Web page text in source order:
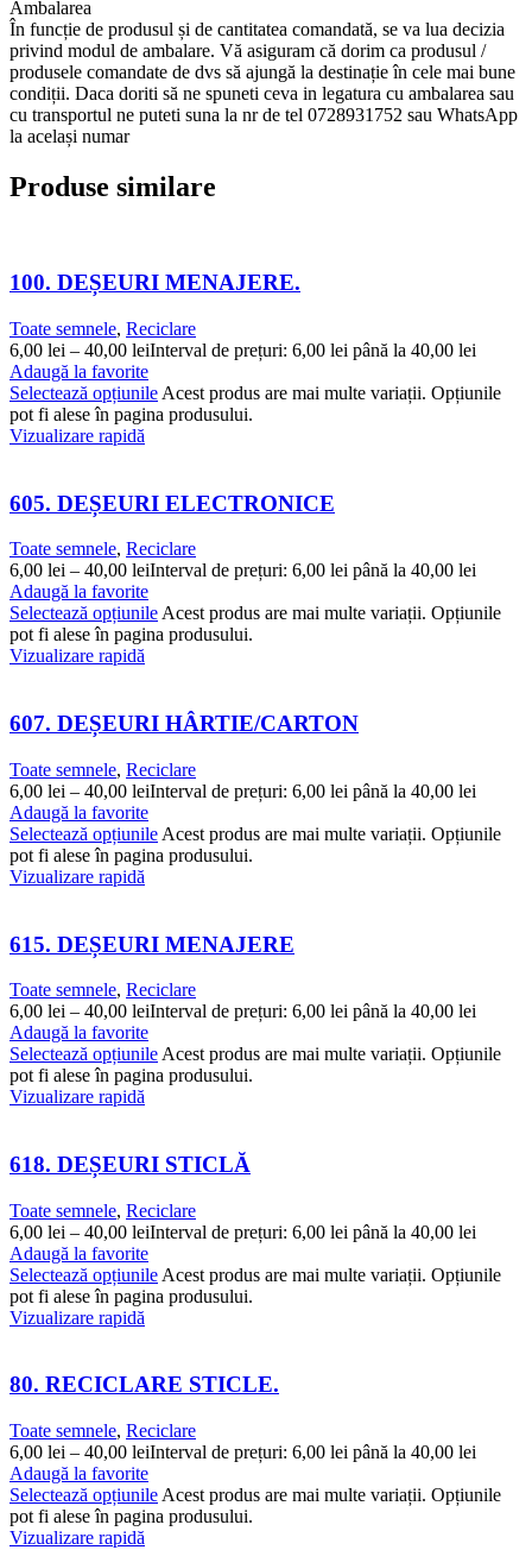
Ambalarea
În funcție de produsul și de cantitatea comandată, se va lua decizia
privind modul de ambalare. Vă asiguram că dorim ca produsul /
produsele comandate de dvs să ajungă la destinație în cele mai bune
condiții. Daca doriti să ne spuneti ceva in legatura cu ambalarea sau
cu transportul ne puteti suna la nr de tel 0728931752 sau WhatsApp
la același numar
Produse similare
100. DEȘEURI MENAJERE.
Toate semnele, Reciclare
6,00 lei – 40,00 leiInterval de prețuri: 6,00 lei până la 40,00 lei
Adaugă la favorite
Selectează opțiunile Acest produs are mai multe variații. Opțiunile
pot fi alese în pagina produsului.
Vizualizare rapidă
605. DEȘEURI ELECTRONICE
Toate semnele, Reciclare
6,00 lei – 40,00 leiInterval de prețuri: 6,00 lei până la 40,00 lei
Adaugă la favorite
Selectează opțiunileAcest produs are mai multe variații. Opțiunile
pot fi alese în pagina produsului.
Vizualizare rapidă
607. DEȘEURI HÂRTIE/CARTON
Toate semnele, Reciclare
6,00 lei – 40,00 leiInterval de prețuri: 6,00 lei până la 40,00 lei
Adaugă la favorite
Selectează opțiunile Acest produs are mai multe variații. Opțiunile
pot fi alese în pagina produsului.
Vizualizare rapidă
615. DEȘEURI MENAJERE
Toate semnele, Reciclare
6,00 lei – 40,00 leiInterval de prețuri: 6,00 lei până la 40,00 lei
Adaugă la favorite
Selectează opțiunile Acest produs are mai multe variații. Opțiunile
pot fi alese în pagina produsului.
Vizualizare rapidă
618. DEȘEURI STICLĂ
Toate semnele, Reciclare
6,00 lei – 40,00 leiInterval de prețuri: 6,00 lei până la 40,00 lei
Adaugă la favorite
Selectează opțiunile Acest produs are mai multe variații. Opțiunile
pot fi alese în pagina produsului.
Vizualizare rapidă
80. RECICLARE STICLE.
Toate semnele, Reciclare
6,00 lei – 40,00 leiInterval de prețuri: 6,00 lei până la 40,00 lei
Adaugă la favorite
Selectează opțiunile Acest produs are mai multe variații. Opțiunile
pot fi alese în pagina produsului.
Vizualizare rapidă